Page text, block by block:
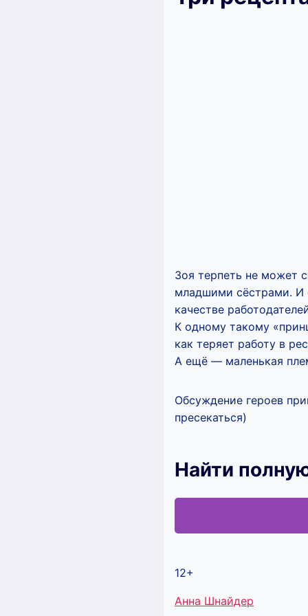
Зоя терпеть не может
младшими сёстрами. И
качестве
К одному такому
как теряет работу в
А ещё — маленькая
Обсуждение героев
пресекаться)
Найти
12+
Метки
Анна Шнайдер